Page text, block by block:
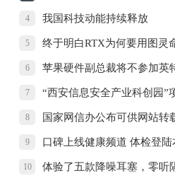
炎AI诊断技术
4 我国科技动能持续释放
5 终于明白RTX为何要用图灵
6 苹果硬件副总裁将不参加英
7 “西安信息安全产业科创园”
西安市长安区投资环境推介会
8 国家网信办公布可供网站转
名单
9 口碑上线健康频道 体检登
台
10 体验了五款降噪耳塞，零听